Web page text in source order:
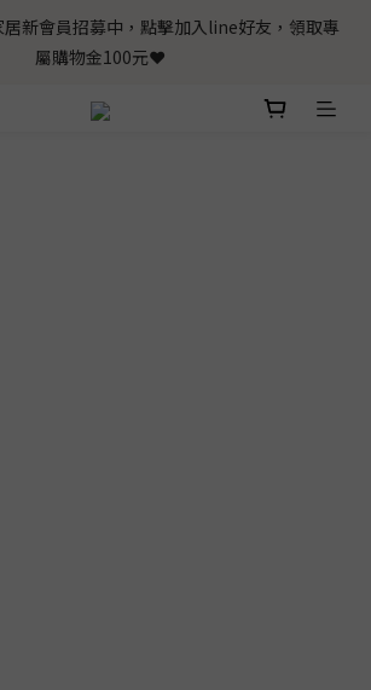
新會員招募中，點擊加入line好友，領取專
屬購物金100元❤️